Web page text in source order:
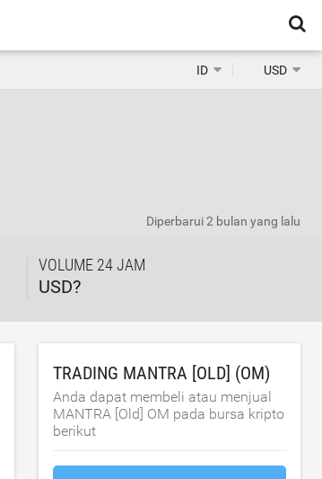
ID USD
VOLUME 24 JAM
USD?
Diperbarui2 bulan yang lalu
TRADING MANTRA [OLD] (OM)
Anda dapat membeli atau menjual
MANTRA [Old] OM pada bursa kripto
berikut